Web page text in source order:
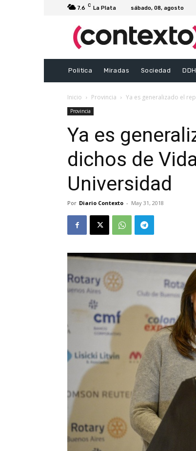
7.6 C La Plata sábado, 08, agosto
Politica Miradas Sociedad
Inicio Provincia Ya es generalizado el
Provincia
Ya es
dichos de
Universidad
Por Diario Contexto - May 31, 2018